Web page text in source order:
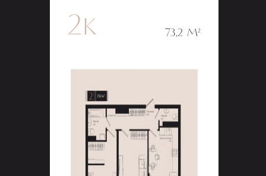
2к 73,2 М²